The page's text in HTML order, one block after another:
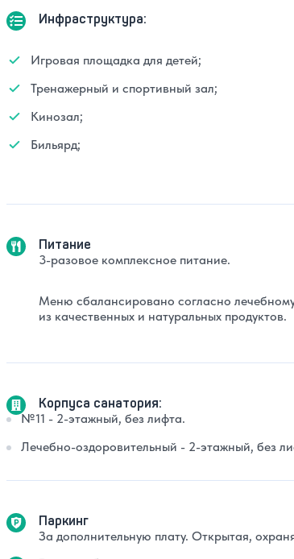
Инфраструктура:
Игровая площадка для детей;
Тренажерный и спортивный зал;
Кинозал;
Бильярд;
Питание
3-разовое комплексное питание.
Меню сбалансировано согласно
из качественных и натуральных продуктов.
Корпуса санатория:
№11 - 2-этажный, без лифта.
Лечебно-оздоровительный - 2-этажный, без
Паркинг
За дополнительную плату. Открытая,